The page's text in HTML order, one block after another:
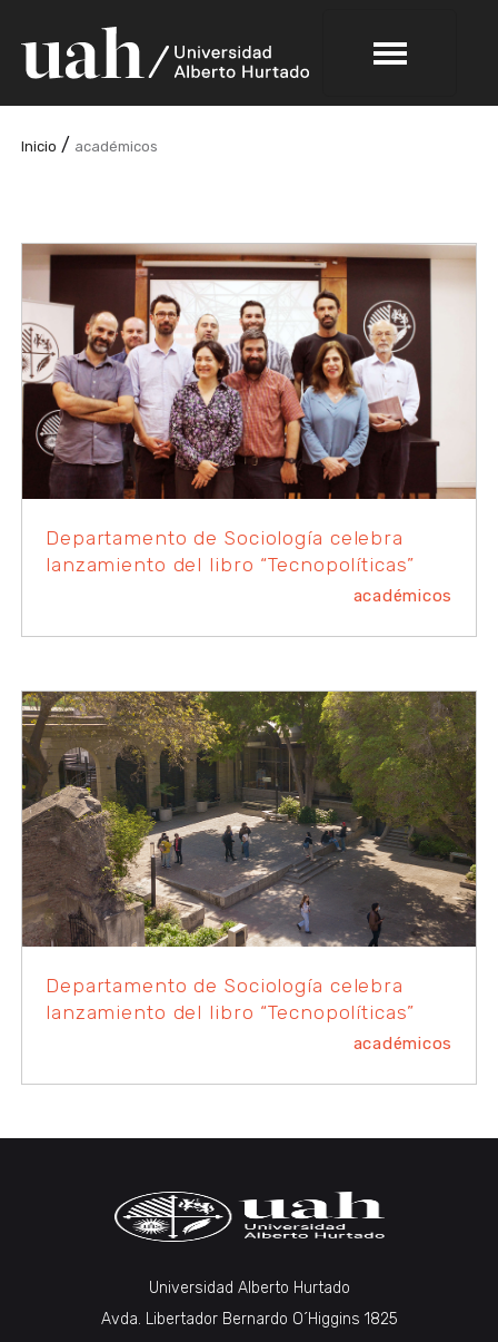
Inicio / académicos
Departamento de Sociología celebra
lanzamiento del libro “Tecnopolíticas”
académicos
Departamento de Sociología celebra
lanzamiento del libro “Tecnopolíticas”
académicos
Universidad Alberto Hurtado
Avda. Libertador Bernardo O´Higgins 1825